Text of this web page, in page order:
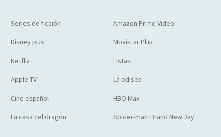
Series de ficción Amazon Prime Video
Disney plus Movistar Plus
Netflix Listas
Apple TV La odisea
Cine español HBO Max
La casa del dragón Spider-man: Brand New Day